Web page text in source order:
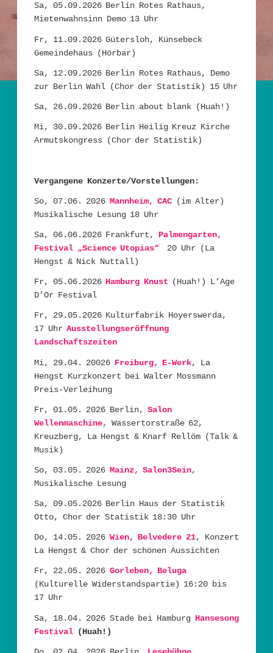
Sa, 05.09.2026 Berlin Rotes Rathaus,
Mietenwahnsinn Demo 13 Uhr
Fr, 11.09.2026 Gütersloh, Künsebeck
Gemeindehaus (Hörbar)
Sa, 12.09.2026 Berlin Rotes Rathaus, Demo
zur Berlin Wahl (Chor der Statistik) 15 Uhr
Sa, 26.09.2026 Berlin about blank (Huah!)
Mi, 30.09.2026 Berlin Heilig Kreuz Kirche
Armutskongress (Chor der Statistik)
Vergangene Konzerte/Vorstellungen:
So, 07.06. 2026 Mannheim, CAC (im Alter)
Musikalische Lesung 18 Uhr
Sa, 06.06.2026 Frankfurt, Palmengarten,
Festival „Science Utopias“ 20 Uhr (La
Hengst & Nick Nuttall)
Fr, 05.06.2026 Hamburg Knust (Huah!) L’Age
D’Or Festival
Fr, 29.05.2026 Kulturfabrik Hoyerswerda,
17 UhrAusstellungseröffnung
Landschaftszeiten
Mi, 29.04. 20026 Freiburg, E-Werk, La
Hengst Kurzkonzert bei Walter Mossmann
Preis-Verleihung
Fr, 01.05. 2026 Berlin,Salon
Wellenmaschine, Wassertorstraße 62,
Kreuzberg, La Hengst & Knarf Rellöm (Talk &
Musik)
So, 03.05. 2026 Mainz, Salon3Sein,
Musikalische Lesung
Sa, 09.05.2026 Berlin Haus der Statistik
Otto, Chor der Statistik 18:30 Uhr
Do, 14.05. 2026 Wien, Belvedere 21, Konzert
La Hengst & Chor der schönen Aussichten
Fr, 22.05. 2026 Gorleben, Beluga
(Kulturelle Widerstandspartie) 16:20 bis
17 Uhr
Sa, 18.04. 2026 Stade bei Hamburg Hansesong
Festival (Huah!)